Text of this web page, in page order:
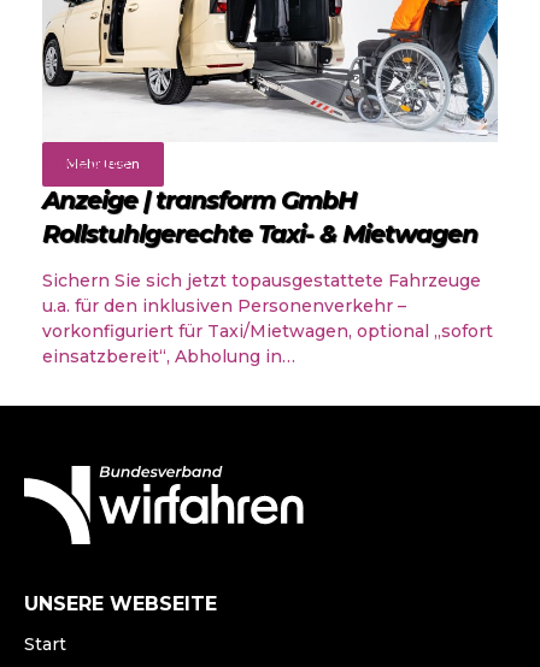
Mehr lesen
Angebote
Anzeige | transform GmbH
Rollstuhlgerechte Taxi- & Mietwagen
Sichern Sie sich jetzt topausgestattete Fahrzeuge
u.a. für den inklusiven Personenverkehr –
vorkonfiguriert für Taxi/Mietwagen, optional „sofort
einsatzbereit“, Abholung in…
UNSERE WEBSEITE
Start